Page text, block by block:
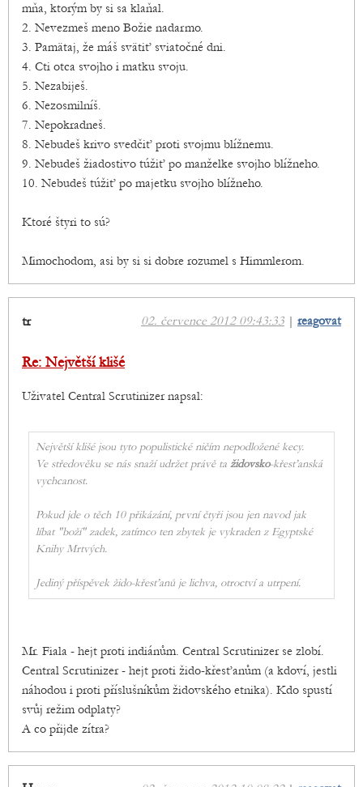
mňa, ktorým by si sa klaňal.
2. Nevezmeš meno Božie nadarmo.
3. Pamätaj, že máš svätiť sviatočné dni.
4. Cti otca svojho i matku svoju.
5. Nezabiješ.
6. Nezosmilníš.
7. Nepokradneš.
8. Nebudeš krivo svedčiť proti svojmu blížnemu.
9. Nebudeš žiadostivo túžiť po manželke svojho blížneho.
10. Nebudeš túžiť po majetku svojho blížneho.
Ktoré štyri to sú?
Mimochodom, asi by si si dobre rozumel s Himmlerom.
02. července 2012 09:43:33 | reagovat
tr
Re: Největší klišé
Uživatel Central Scrutinizer napsal:
Největší klišé jsou tyto populistické ničím nepodložené kecy.
Ve středověku se nás snaží udržet právě ta židovsko-křesťanská
vychcanost.
Pokud jde o těch 10 přikázání, první čtyři jsou jen navod jak
líbat "boží" zadek, zatímco ten zbytek je vykraden z Egyptské
Knihy Mrtvých.
Jediný příspěvek žido-křesťanů je lichva, otroctví a utrpení.
Mr. Fiala - hejt proti indiánům. Central Scrutinizer se zlobí.
Central Scrutinizer - hejt proti žido-křesťanům (a kdoví, jestli
náhodou i proti příslušníkům židovského etnika). Kdo spustí
svůj režim odplaty?
A co přijde zítra?